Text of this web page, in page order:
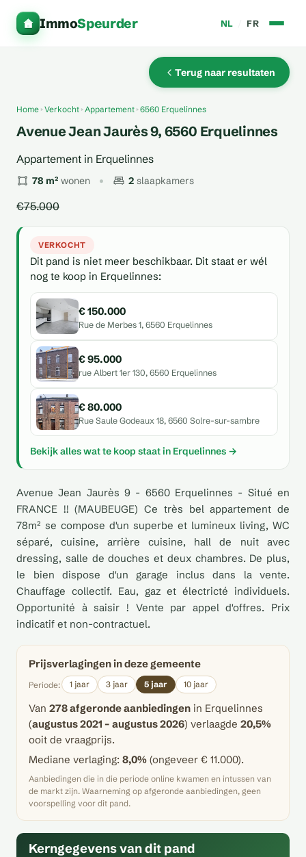
ImmoSpeurder NL FR
Terug naar resultaten
Home Verkocht Appartement 6560 Erquelinnes
Avenue Jean Jaurès 9, 6560 Erquelinnes
Appartement in Erquelinnes
78 m² wonen 2 slaapkamers
€75.000
VERKOCHT
Dit pand is niet meer beschikbaar. Dit staat er wél
nog te koop in Erquelinnes:
€ 150.000
Rue de Merbes 1, 6560 Erquelinnes
€ 95.000
rue Albert 1er 130, 6560 Erquelinnes
€ 80.000
Rue Saule Godeaux 18, 6560 Solre-sur-sambre
Bekijk alles wat te koop staat in Erquelinnes →
Avenue Jean Jaurès 9 - 6560 Erquelinnes - Situé en
FRANCE !! (MAUBEUGE) Ce très bel appartement de
78m² se compose d'un superbe et lumineux living, WC
séparé, cuisine, arrière cuisine, hall de nuit avec
dressing, salle de douches et deux chambres. De plus,
le bien dispose d'un garage inclus dans la vente.
Chauffage collectif. Eau, gaz et électricté individuels.
Opportunité à saisir ! Vente par appel d'offres. Prix
indicatif et non-contractuel.
Prijsverlagingen in deze gemeente
Periode: 1 jaar 3 jaar 5 jaar 10 jaar
Van 278 afgeronde aanbiedingen in Erquelinnes
(augustus 2021 – augustus 2026) verlaagde 20,5%
ooit de vraagprijs.
Mediane verlaging: 8,0% (ongeveer € 11.000).
Aanbiedingen die in die periode online kwamen en intussen van
de markt zijn. Waarneming op afgeronde aanbiedingen, geen
voorspelling voor dit pand.
Kerngegevens van dit pand